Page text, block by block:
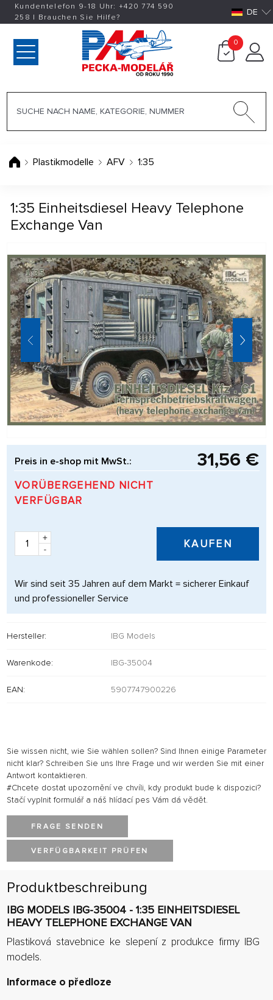
Kundentelefon 9-18 Uhr: +420774 590
258 | Brauchen Sie Hilfe? DE
0
Plastikmodelle AFV 1:35
1:35 Einheitsdiesel Heavy Telephone
Exchange Van
Preis in e-shop mit MwSt.: 31,56 €
VORÜBERGEHEND NICHT
VERFÜGBAR
+
-
KAUFEN
Wir sind seit 35 Jahren auf dem Markt = sicherer Einkauf
und professioneller Service
Hersteller: IBG Models
Warenkode: IBG-35004
EAN: 5907747900226
Sie wissen nicht, wie Sie wählen sollen? Sind Ihnen einige Parameter
nicht klar? Schreiben Sie uns Ihre Frage und wir werden Sie mit einer
Antwort kontaktieren.
#Chcete dostat upozornění ve chvíli, kdy produkt bude k dispozici?
Stačí vyplnit formulář a náš hlídací pes Vám dá vědět.
FRAGE SENDEN
VERFÜGBARKEIT PRÜFEN
Produktbeschreibung
IBG MODELS IBG-35004 - 1:35 EINHEITSDIESEL
HEAVY TELEPHONE EXCHANGE VAN
Plastiková stavebnice ke slepení z produkce firmy IBG
models.
Informace o předloze